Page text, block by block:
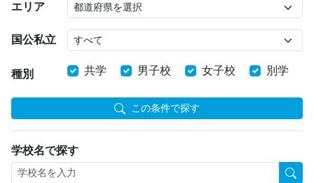
エリア
国公私立
種別 共学 男子校 女子校 別学
この条件で探す
学校名で探す